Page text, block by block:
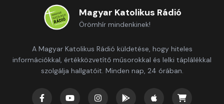
Magyar Katolikus Rádió
Örömhír mindenkinek!
A Magyar Katolikus Rádió küldetése, hogy hiteles
információkkal, értékközvetítő műsorokkal és lelki táplálékkal
szolgálja hallgatóit. Minden nap, 24 órában.